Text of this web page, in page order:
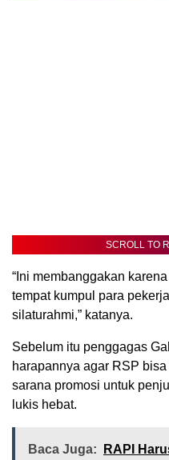
SCROLL TO
“Ini membanggakan
tempat kumpul para
silaturahmi,” katanya.
Sebelum itu penggagas
harapannya agar RSP
sarana promosi untuk
lukis hebat.
Baca Juga:
RAPI